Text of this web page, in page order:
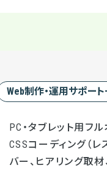
Web制作・運用サポー
PC・タブレット用フ
CSSコーディング（
バー、ヒアリング取